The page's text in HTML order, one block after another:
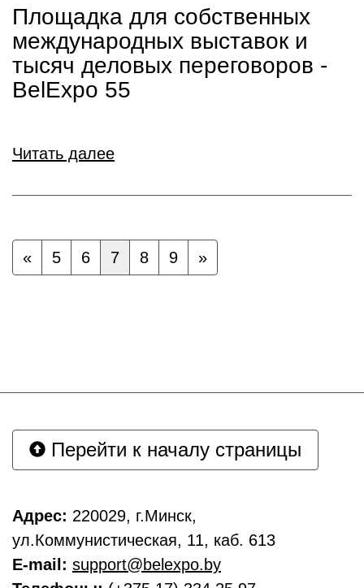
Площадка для собственных
международных выставок и
тысяч деловых переговоров -
BelExpo 55
Читать далее
« 5 6 7 8 9 »
Перейти к началу страницы
Адрес: 220029, г.Минск,
ул.Коммунистическая, 11, каб. 613
E-mail: support@belexpo.by